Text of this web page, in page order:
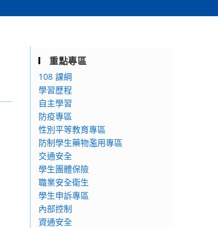
重點專區
108 課綱
學習歷程
自主學習
防疫專區
性別平等教育專區
防制學生藥物濫用專區
交通安全
學生團體保險
職業安全衛生
學生申訴專區
內部控制
資通安全